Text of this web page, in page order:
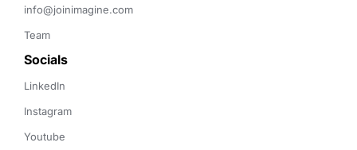
info@joinimagine.com
Team
Socials
LinkedIn
Instagram
Youtube